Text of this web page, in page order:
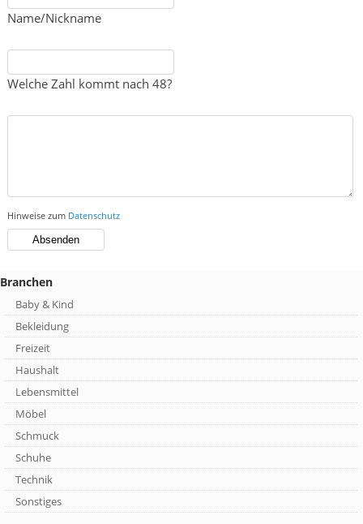
Name/Nickname
Welche Zahl kommt nach 48?
Hinweise zum Datenschutz
Branchen
Baby & Kind
Bekleidung
Freizeit
Haushalt
Lebensmittel
Möbel
Schmuck
Schuhe
Technik
Sonstiges